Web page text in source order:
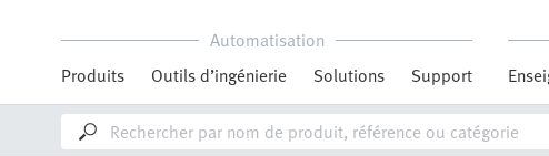
Automatisation
Produits
Outils d’ingénierie Solutions Support